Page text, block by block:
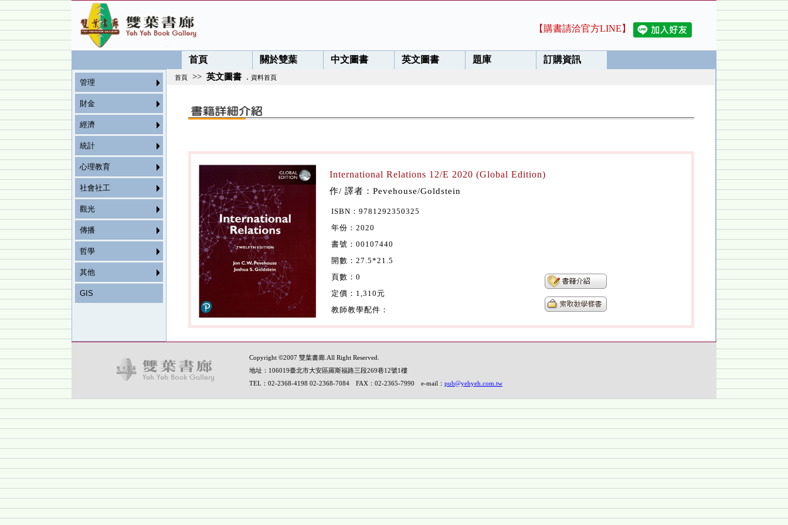
【購書請洽官方LINE】
首頁 關於雙葉 中文圖書 英文圖書 題庫 訂購資訊
管理
財金
經濟
統計
心理教育
社會社工
觀光
傳播
哲學
其他
GIS
首頁 >> 英文圖書 . 資料首頁
International Relations 12/E 2020 (Global Edition)
作/ 譯者：Pevehouse/Goldstein
ISBN：9781292350325
年份：2020
書號：00107440
開數：27.5*21.5
頁數：0
定價：1,310元
教師教學配件：
Copyright ©2007 雙葉書廊.All Right Reserved.
地址：106019臺北市大安區羅斯福路三段269巷12號1樓
TEL：02-2368-4198 02-2368-7084 FAX：02-2365-7990 e-mail： pub@yehyeh.com.tw